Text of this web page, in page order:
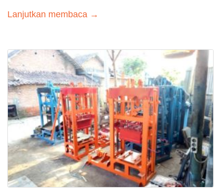
Lanjutkan membaca →